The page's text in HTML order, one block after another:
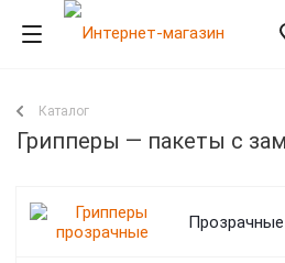
Каталог
Грипперы — пакеты с
Прозрачные